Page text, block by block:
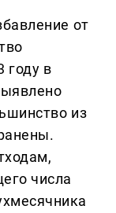
от
году в
из
числа